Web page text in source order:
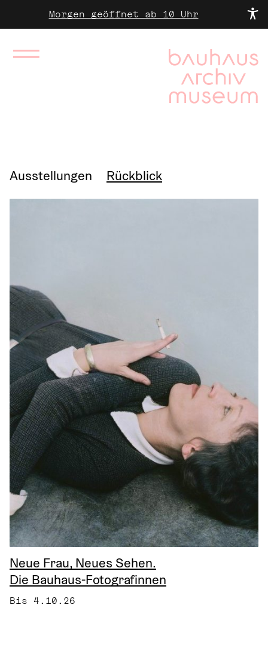
Morgen geöffnet ab 10 Uhr
Ausstellungen Rückblick
Neue Frau, Neues Sehen.
Die Bauhaus-Fotografinnen
Bis 4.10.26